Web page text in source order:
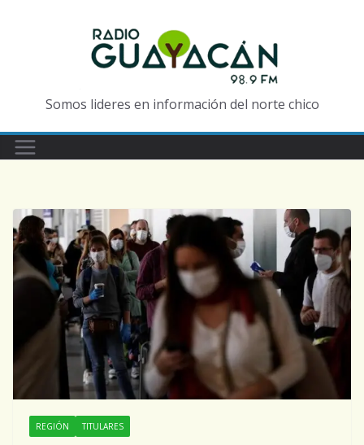
Somos lideres en información del norte chico
REGIÓN TITULARES